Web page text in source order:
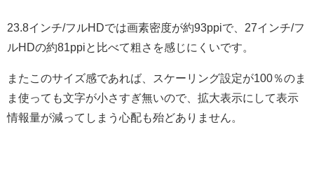
23.8インチ/フルHDでは画素密度が約93ppiで、27インチ/フ
ルHDの約81ppiと比べて粗さを感じにくいです。
またこのサイズ感であれば、スケーリング設定が100％のま
ま使っても文字が小さすぎ無いので、拡大表示にして表示
情報量が減ってしまう心配も殆どありません。